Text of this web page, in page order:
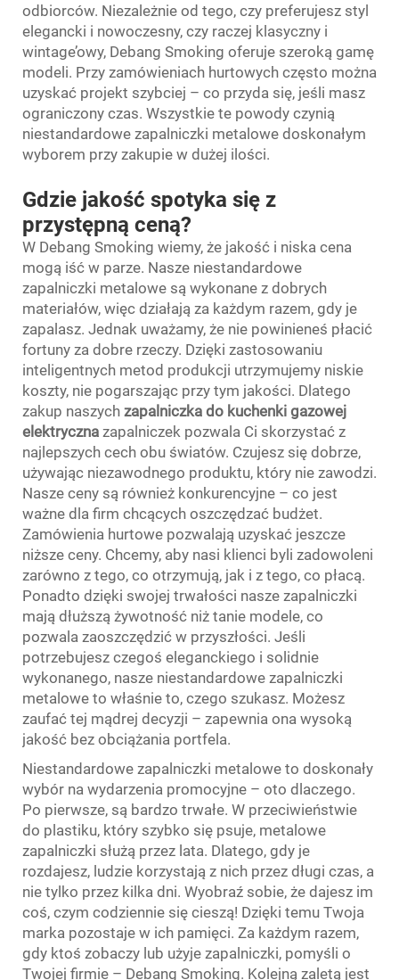
odbiorców. Niezależnie od tego, czy preferujesz styl
elegancki i nowoczesny, czy raczej klasyczny i
wintage’owy, Debang Smoking oferuje szeroką gamę
modeli. Przy zamówieniach hurtowych często można
uzyskać projekt szybciej – co przyda się, jeśli masz
ograniczony czas. Wszystkie te powody czynią
niestandardowe zapalniczki metalowe doskonałym
wyborem przy zakupie w dużej ilości.
Gdzie jakość spotyka się z
przystępną ceną?
W Debang Smoking wiemy, że jakość i niska cena
mogą iść w parze. Nasze niestandardowe
zapalniczki metalowe są wykonane z dobrych
materiałów, więc działają za każdym razem, gdy je
zapalasz. Jednak uważamy, że nie powinieneś płacić
fortuny za dobre rzeczy. Dzięki zastosowaniu
inteligentnych metod produkcji utrzymujemy niskie
koszty, nie pogarszając przy tym jakości. Dlatego
zakup naszych zapalniczka do kuchenki gazowej
elektryczna zapalniczek pozwala Ci skorzystać z
najlepszych cech obu światów. Czujesz się dobrze,
używając niezawodnego produktu, który nie zawodzi.
Nasze ceny są również konkurencyjne – co jest
ważne dla firm chcących oszczędzać budżet.
Zamówienia hurtowe pozwalają uzyskać jeszcze
niższe ceny. Chcemy, aby nasi klienci byli zadowoleni
zarówno z tego, co otrzymują, jak i z tego, co płacą.
Ponadto dzięki swojej trwałości nasze zapalniczki
mają dłuższą żywotność niż tanie modele, co
pozwala zaoszczędzić w przyszłości. Jeśli
potrzebujesz czegoś eleganckiego i solidnie
wykonanego, nasze niestandardowe zapalniczki
metalowe to właśnie to, czego szukasz. Możesz
zaufać tej mądrej decyzji – zapewnia ona wysoką
jakość bez obciążania portfela.
Niestandardowe zapalniczki metalowe to doskonały
wybór na wydarzenia promocyjne – oto dlaczego.
Po pierwsze, są bardzo trwałe. W przeciwieństwie
do plastiku, który szybko się psuje, metalowe
zapalniczki służą przez lata. Dlatego, gdy je
rozdajesz, ludzie korzystają z nich przez długi czas, a
nie tylko przez kilka dni. Wyobraź sobie, że dajesz im
coś, czym codziennie się cieszą! Dzięki temu Twoja
marka pozostaje w ich pamięci. Za każdym razem,
gdy ktoś zobaczy lub użyje zapalniczki, pomyśli o
Twojej firmie – Debang Smoking. Kolejną zaletą jest